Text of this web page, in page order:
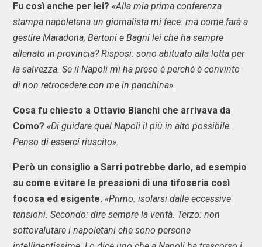
Fu così anche per lei? «Alla mia prima conferenza
stampa napoletana un giornalista mi fece: ma come farà a
gestire Maradona, Bertoni e Bagni lei che ha sempre
allenato in provincia? Risposi: sono abituato alla lotta per
la salvezza. Se il Napoli mi ha preso è perché è convinto
di non retrocedere con me in panchina».
Cosa fu chiesto a Ottavio Bianchi che arrivava da
Como? «Di guidare quel Napoli il più in alto possibile.
Penso di esserci riuscito».
Però un consiglio a Sarri potrebbe darlo, ad esempio
su come evitare le pressioni di una tifoseria così
focosa ed esigente. «Primo: isolarsi dalle eccessive
tensioni. Secondo: dire sempre la verità. Terzo: non
sottovalutare i napoletani che sono persone